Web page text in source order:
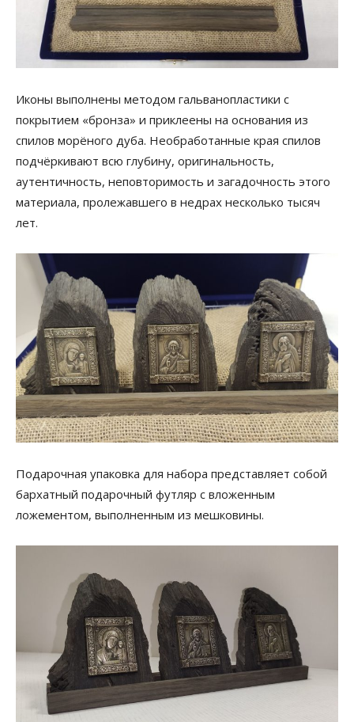
Иконы выполнены методом гальванопластики с
покрытием «бронза» и приклеены на основания из
спилов морёного дуба. Необработанные края спилов
подчёркивают всю глубину, оригинальность,
аутентичность, неповторимость и загадочность этого
материала, пролежавшего в недрах несколько тысяч
лет.
Подарочная упаковка для набора представляет собой
бархатный подарочный футляр с вложенным
ложементом, выполненным из мешковины.